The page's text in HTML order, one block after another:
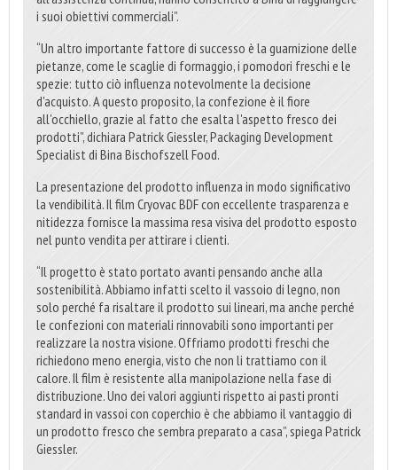
i suoi obiettivi commerciali”.
“Un altro importante fattore di successo è la guarnizione delle
pietanze, come le scaglie di formaggio, i pomodori freschi e le
spezie: tutto ciò influenza notevolmente la decisione
d'acquisto. A questo proposito, la confezione è il fiore
all'occhiello, grazie al fatto che esalta l'aspetto fresco dei
prodotti”, dichiara Patrick Giessler, Packaging Development
Specialist di Bina Bischofszell Food.
La presentazione del prodotto influenza in modo significativo
la vendibilità. Il film Cryovac BDF con eccellente trasparenza e
nitidezza fornisce la massima resa visiva del prodotto esposto
nel punto vendita per attirare i clienti.
“Il progetto è stato portato avanti pensando anche alla
sostenibilità. Abbiamo infatti scelto il vassoio di legno, non
solo perché fa risaltare il prodotto sui lineari, ma anche perché
le confezioni con materiali rinnovabili sono importanti per
realizzare la nostra visione. Offriamo prodotti freschi che
richiedono meno energia, visto che non li trattiamo con il
calore. Il film è resistente alla manipolazione nella fase di
distribuzione. Uno dei valori aggiunti rispetto ai pasti pronti
standard in vassoi con coperchio è che abbiamo il vantaggio di
un prodotto fresco che sembra preparato a casa”, spiega Patrick
Giessler.